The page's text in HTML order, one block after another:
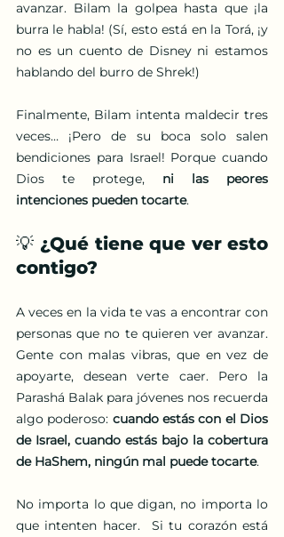
avanzar. Bilam la golpea hasta que ¡la
burra le habla! (Sí, esto está en la Torá, ¡y
no es un cuento de Disney ni estamos
hablando del burro de Shrek!)
Finalmente, Bilam intenta maldecir tres
veces… ¡Pero de su boca solo salen
bendiciones para Israel! Porque cuando
Dios te protege, ni las peores
intenciones pueden tocarte.
💡 ¿Qué tiene que ver esto
contigo?
A veces en la vida te vas a encontrar con
personas que no te quieren ver avanzar.
Gente con malas vibras, que en vez de
apoyarte, desean verte caer. Pero la
Parashá Balak para jóvenes nos recuerda
algo poderoso: cuando estás con el Dios
de Israel, cuando estás bajo la cobertura
de HaShem, ningún mal puede tocarte.
No importa lo que digan, no importa lo
que intenten hacer.  Si tu corazón está